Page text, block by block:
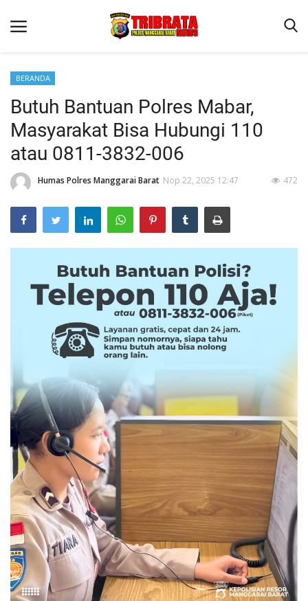
Beranda
Binkam
Terms & Conditions
Reskrim
Lantas
Polisi Kita
Giat Ops
BERANDA
Butuh Bantuan Polres Mabar,
Masyarakat Bisa Hubungi 110
atau 0811-3832-006
Humas Polres Manggarai Barat Nop 22, 2025 12:47 472